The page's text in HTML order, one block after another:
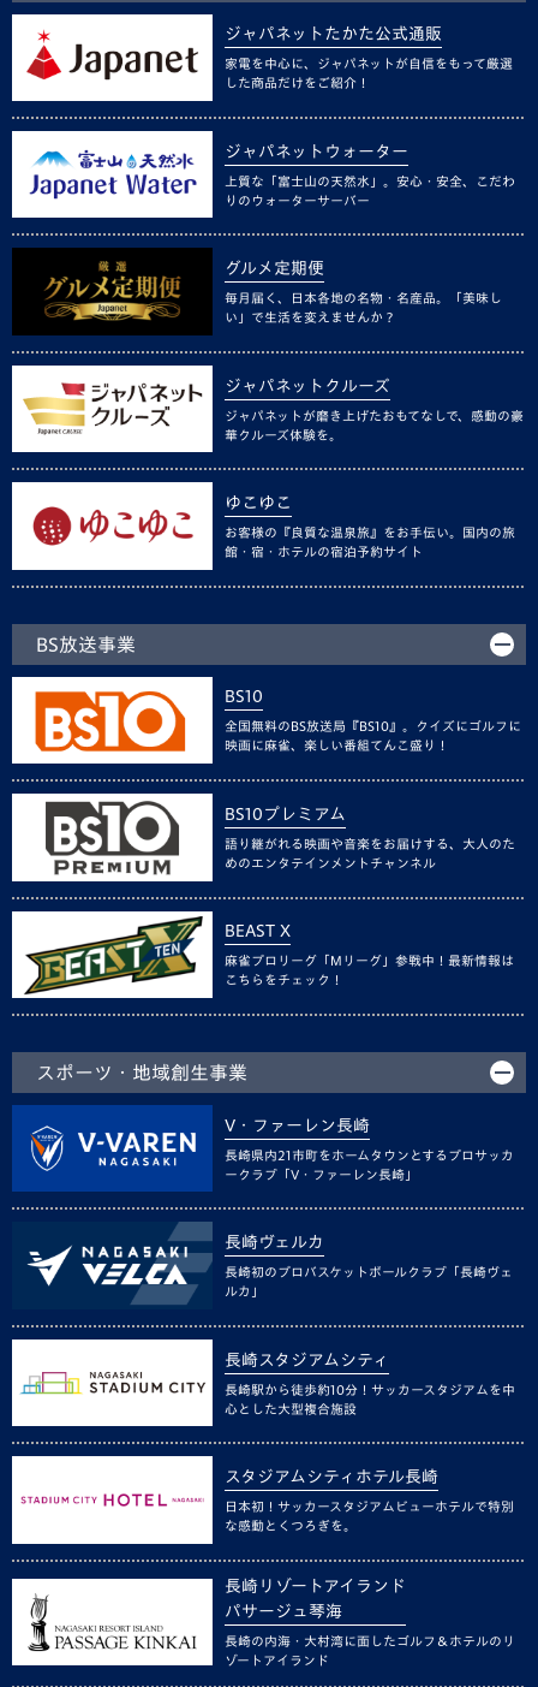
ジャパネットたかた公式通販
家電を中心に、ジャパネットが自信をもって厳選
した商品だけをご紹介！
ジャパネットウォーター
上質な「富士山の天然水」。安心・安全、こだわ
りのウォーターサーバー
グルメ定期便
毎月届く、日本各地の名物・名産品。「美味し
い」で生活を変えませんか？
ジャパネットクルーズ
ジャパネットが磨き上げたおもてなしで、感動の豪
華クルーズ体験を。
ゆこゆこ
お客様の『良質な温泉旅』をお手伝い。国内の旅
館・宿・ホテルの宿泊予約サイト
BS放送事業
BS10
全国無料のBS放送局『BS10』。クイズにゴルフに
映画に麻雀、楽しい番組てんこ盛り！
BS10プレミアム
語り継がれる映画や音楽をお届けする、大人のた
めのエンタテインメントチャンネル
BEAST X
麻雀プロリーグ「Mリーグ」参戦中！最新情報は
こちらをチェック！
スポーツ・地域創生事業
V・ファーレン長崎
長崎県内21市町をホームタウンとするプロサッカ
ークラブ「V・ファーレン長崎」
長崎ヴェルカ
長崎初のプロバスケットボールクラブ「長崎ヴェ
ルカ」
長崎スタジアムシティ
長崎駅から徒歩約10分！サッカースタジアムを中
心とした大型複合施設
スタジアムシティホテル長崎
日本初！サッカースタジアムビューホテルで特別
な感動とくつろぎを。
長崎リゾートアイランド
パサージュ琴海
長崎の内海・大村湾に面したゴルフ＆ホテルのリ
ゾートアイランド